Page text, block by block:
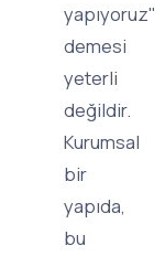
yapıyoruz"
demesi
yeterli
değildir.
Kurumsal
bir
yapıda,
bu